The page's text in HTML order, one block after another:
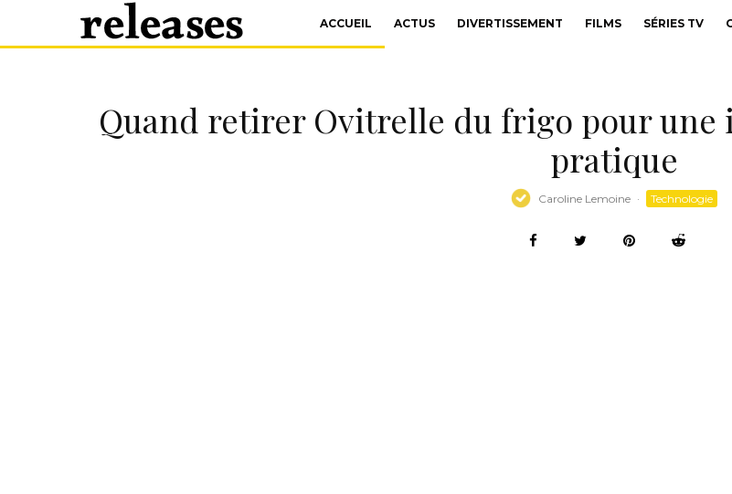
ACCUEIL ACTUS DIVERTISSEMENT FILMS SÉRIES TV
Quand retirer Ovitrelle du frigo pour une
pratique
Caroline Lemoine · Technologie